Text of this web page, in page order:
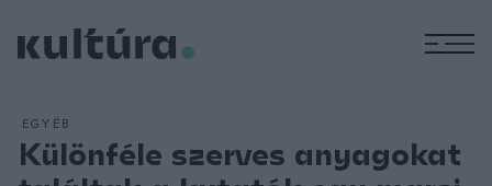
EGYÉB
Különféle szerves anyagokat